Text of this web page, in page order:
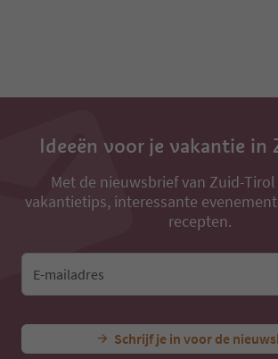
Ideeën voor je vakantie in
Met de nieuwsbrief van Zuid-
vakantietips, interessante
recepten.
E-mailadres
Schrijf je in voor de